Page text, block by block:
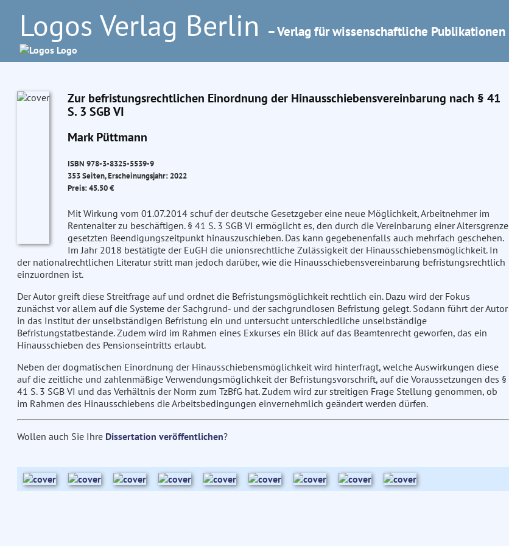
Logos Verlag Berlin – Verlag für wissenschaftliche Publikationen
Zur befristungsrechtlichen Einordnung der Hinausschiebensvereinbarung nach § 41
S. 3 SGB VI
Mark Püttmann
ISBN 978-3-8325-5539-9
353 Seiten, Erscheinungsjahr: 2022
Preis: 45.50 €
Mit Wirkung vom 01.07.2014 schuf der deutsche Gesetzgeber eine neue Möglichkeit, Arbeitnehmer im
Rentenalter zu beschäftigen. § 41 S. 3 SGB VI ermöglicht es, den durch die Vereinbarung einer Altersgrenze
gesetzten Beendigungszeitpunkt hinauszuschieben. Das kann gegebenenfalls auch mehrfach geschehen.
Im Jahr 2018 bestätigte der EuGH die unionsrechtliche Zulässigkeit der Hinausschiebensmöglichkeit. In
der nationalrechtlichen Literatur stritt man jedoch darüber, wie die Hinausschiebensvereinbarung befristungsrechtlich
einzuordnen ist.
Der Autor greift diese Streitfrage auf und ordnet die Befristungsmöglichkeit rechtlich ein. Dazu wird der Fokus
zunächst vor allem auf die Systeme der Sachgrund- und der sachgrundlosen Befristung gelegt. Sodann führt der Autor
in das Institut der unselbständigen Befristung ein und untersucht unterschiedliche unselbständige
Befristungstatbestände. Zudem wird im Rahmen eines Exkurses ein Blick auf das Beamtenrecht geworfen, das ein
Hinausschieben des Pensionseintritts erlaubt.
Neben der dogmatischen Einordnung der Hinausschiebensmöglichkeit wird hinterfragt, welche Auswirkungen diese
auf die zeitliche und zahlenmäßige Verwendungsmöglichkeit der Befristungsvorschrift, auf die Voraussetzungen des §
41 S. 3 SGB VI und das Verhältnis der Norm zum TzBfG hat. Zudem wird zur streitigen Frage Stellung genommen, ob
im Rahmen des Hinausschiebens die Arbeitsbedingungen einvernehmlich geändert werden dürfen.
Wollen auch Sie Ihre Dissertation veröffentlichen?